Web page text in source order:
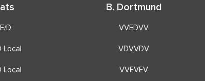
B. Dortmund
D VVEDVV
Local VDVVDV
Local VVEVEV